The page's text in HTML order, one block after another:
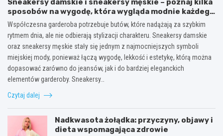
sposobów na wygodę, która wygląda modnie każdego
dnia
Współczesna garderoba potrzebuje butów, które nadążają za szybkim
rytmem dnia, ale nie odbierają stylizacji charakteru. Sneakersy damskie
oraz sneakersy męskie stały się jednym z najmocniejszych symboli
miejskiej mody, ponieważ łączą wygodę, lekkość i estetykę, którą można
dopasować zarówno do jeansów, jak i do bardziej eleganckich
elementów garderoby. Sneakersy…
Czytaj dalej
Nadkwasota żołądka: przyczyny, objawy i
dieta wspomagająca zdrowie